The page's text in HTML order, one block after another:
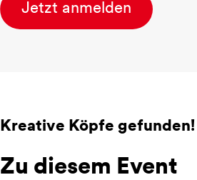
Jetzt anmelden
Kreative Köpfe gefunden!
Zu diesem Event